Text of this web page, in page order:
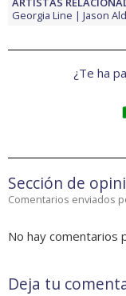
Georgia Line
Jason
¿Te ha
Sección de
Comentarios enviados
No hay comentarios
Deja tu